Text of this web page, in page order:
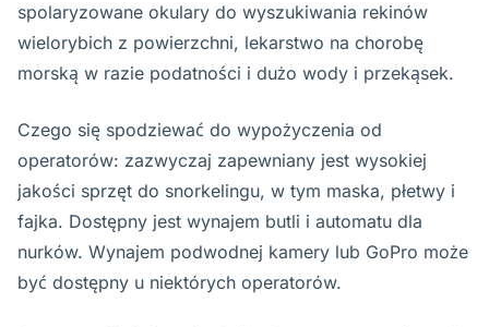
spolaryzowane okulary do wyszukiwania rekinów
wielorybich z powierzchni, lekarstwo na chorobę
morską w razie podatności i dużo wody i przekąsek.
Czego się spodziewać do wypożyczenia od
operatorów: zazwyczaj zapewniany jest wysokiej
jakości sprzęt do snorkelingu, w tym maska, płetwy i
fajka. Dostępny jest wynajem butli i automatu dla
nurków. Wynajem podwodnej kamery lub GoPro może
być dostępny u niektórych operatorów.